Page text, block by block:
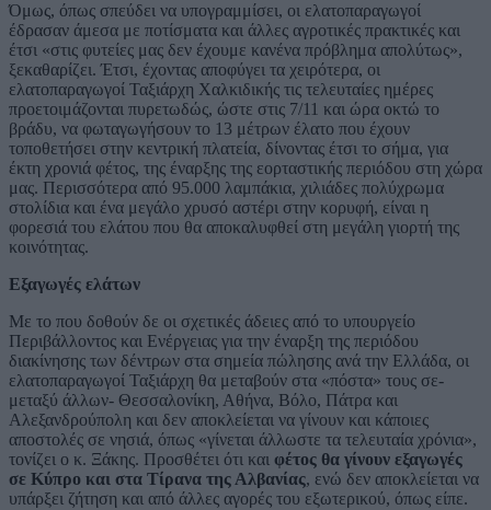
Όμως, όπως σπεύδει να υπογραμμίσει, οι ελατοπαραγωγοί
έδρασαν άμεσα με ποτίσματα και άλλες αγροτικές πρακτικές και
έτσι «στις φυτείες μας δεν έχουμε κανένα πρόβλημα απολύτως»,
ξεκαθαρίζει. Έτσι, έχοντας αποφύγει τα χειρότερα, οι
ελατοπαραγωγοί Ταξιάρχη Χαλκιδικής τις τελευταίες ημέρες
προετοιμάζονται πυρετωδώς, ώστε στις 7/11 και ώρα οκτώ το
βράδυ, να φωταγωγήσουν το 13 μέτρων έλατο που έχουν
τοποθετήσει στην κεντρική πλατεία, δίνοντας έτσι το σήμα, για
έκτη χρονιά φέτος, της έναρξης της εορταστικής περιόδου στη χώρα
μας. Περισσότερα από 95.000 λαμπάκια, χιλιάδες πολύχρωμα
στολίδια και ένα μεγάλο χρυσό αστέρι στην κορυφή, είναι η
φορεσιά του ελάτου που θα αποκαλυφθεί στη μεγάλη γιορτή της
κοινότητας.
Εξαγωγές ελάτων
Με το που δοθούν δε οι σχετικές άδειες από το υπουργείο
Περιβάλλοντος και Ενέργειας για την έναρξη της περιόδου
διακίνησης των δέντρων στα σημεία πώλησης ανά την Ελλάδα, οι
ελατοπαραγωγοί Ταξιάρχη θα μεταβούν στα «πόστα» τους σε-
μεταξύ άλλων- Θεσσαλονίκη, Αθήνα, Βόλο, Πάτρα και
Αλεξανδρούπολη και δεν αποκλείεται να γίνουν και κάποιες
αποστολές σε νησιά, όπως «γίνεται άλλωστε τα τελευταία χρόνια»,
τονίζει ο κ. Ξάκης. Προσθέτει ότι και φέτος θα γίνουν εξαγωγές
σε Κύπρο και στα Τίρανα της Αλβανίας, ενώ δεν αποκλείεται να
υπάρξει ζήτηση και από άλλες αγορές του εξωτερικού, όπως είπε.